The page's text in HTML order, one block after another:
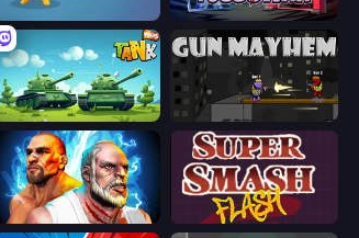
Tuggowar
Tank Wars Gun Mayhem
Fighter Legends Duo Super Smash Flash